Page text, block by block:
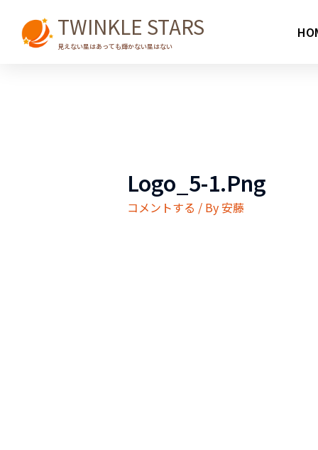
TWINKLE STARS
見えない星はあっても輝かない星はない
Logo_5-1.png
コメントする / By 安藤